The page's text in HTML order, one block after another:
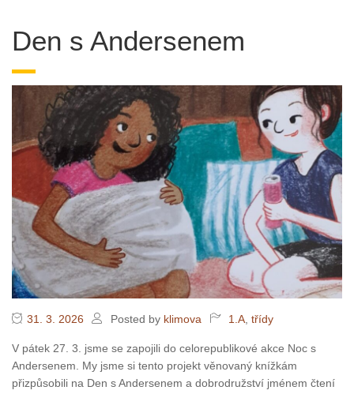
Den s Andersenem
31. 3. 2026 Posted by klimova 1.A třídy
V pátek 27. 3. jsme se zapojili do celorepublikové akce Noc s
Andersenem. My jsme si tento projekt věnovaný knížkám
přizpůsobili na Den s Andersenem a dobrodružství jménem čtení